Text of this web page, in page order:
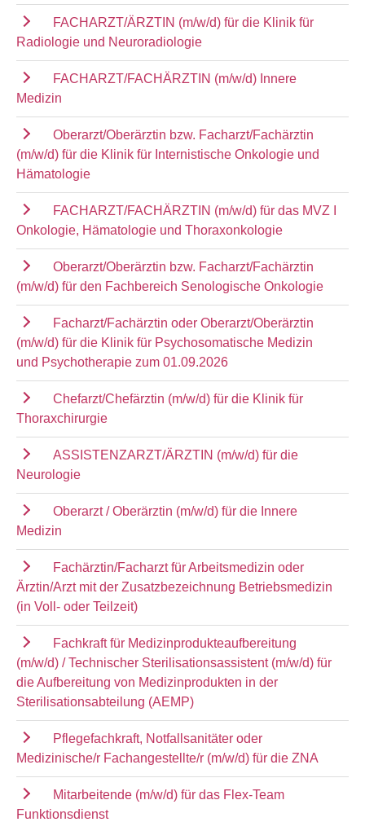
FACHARZT/ÄRZTIN (m/w/d) für die Klinik für
Radiologie und Neuroradiologie
FACHARZT/FACHÄRZTIN (m/w/d) Innere
Medizin
Oberarzt/Oberärztin bzw. Facharzt/Fachärztin
(m/w/d) für die Klinik für Internistische Onkologie und
Hämatologie
FACHARZT/FACHÄRZTIN (m/w/d) für das MVZ I
Onkologie, Hämatologie und Thoraxonkologie
Oberarzt/Oberärztin bzw. Facharzt/Fachärztin
(m/w/d) für den Fachbereich Senologische Onkologie
Facharzt/Fachärztin oder Oberarzt/Oberärztin
(m/w/d) für die Klinik für Psychosomatische Medizin
und Psychotherapie zum 01.09.2026
Chefarzt/Chefärztin (m/w/d) für die Klinik für
Thoraxchirurgie
ASSISTENZARZT/ÄRZTIN (m/w/d) für die
Neurologie
Oberarzt / Oberärztin (m/w/d) für die Innere
Medizin
Fachärztin/Facharzt für Arbeitsmedizin oder
Ärztin/Arzt mit der Zusatzbezeichnung Betriebsmedizin
(in Voll- oder Teilzeit)
Fachkraft für Medizinprodukteaufbereitung
(m/w/d) / Technischer Sterilisationsassistent (m/w/d) für
die Aufbereitung von Medizinprodukten in der
Sterilisationsabteilung (AEMP)
Pflegefachkraft, Notfallsanitäter oder
Medizinische/r Fachangestellte/r (m/w/d) für die ZNA
Mitarbeitende (m/w/d) für das Flex-Team
Funktionsdienst